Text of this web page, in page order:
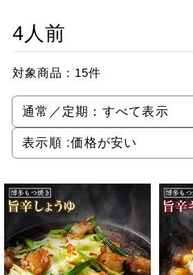
4人前
対象商品： 15件
通常／定期： すべて表示
表示順 :価格が安い